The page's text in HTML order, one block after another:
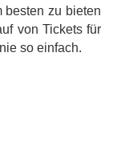
für ihre Hits„The
Goes Wrong“
TV-
ist. Mischief
Saison im
abseits des
besten zu bieten
von Tickets für
so einfach.